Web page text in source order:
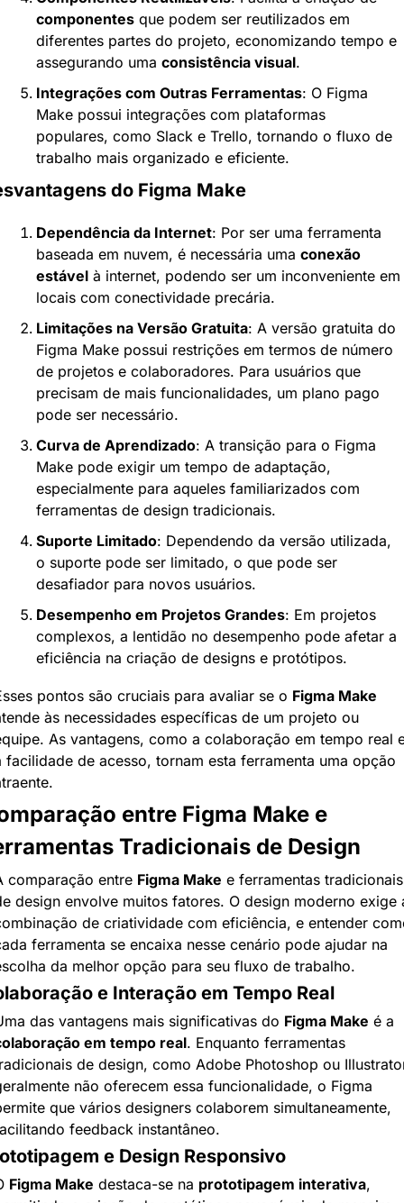
componentes que podem ser reutilizados em
diferentes partes do projeto, economizando tempo e
assegurando uma consistência visual.
Integrações com Outras Ferramentas: O Figma
Make possui integrações com plataformas
populares, como Slack e Trello, tornando o fluxo de
trabalho mais organizado e eficiente.
do Figma Make
Dependência da Internet: Por ser uma ferramenta
baseada em nuvem, é necessária uma conexão
estável à internet, podendo ser um inconveniente em
locais com conectividade precária.
Limitações na Versão Gratuita: A versão gratuita do
Figma Make possui restrições em termos de número
de projetos e colaboradores. Para usuários que
precisam de mais funcionalidades, um plano pago
pode ser necessário.
Curva de Aprendizado: A transição para o Figma
Make pode exigir um tempo de adaptação,
especialmente para aqueles familiarizados com
ferramentas de design tradicionais.
Suporte Limitado: Dependendo da versão utilizada,
o suporte pode ser limitado, o que pode ser
desafiador para novos usuários.
Desempenho em Projetos Grandes: Em projetos
complexos, a lentidão no desempenho pode afetar a
eficiência na criação de designs e protótipos.
pontos são cruciais para avaliar se o Figma Make
às necessidades específicas de um projeto ou
As vantagens, como a colaboração em tempo real
facilidade de acesso, tornam esta ferramenta uma opção
entre Figma Make e
Tradicionais de Design
comparação entre Figma Make e ferramentas tradicionais
design envolve muitos fatores. O design moderno exige
de criatividade com eficiência, e entender
ferramenta se encaixa nesse cenário pode ajudar na
da melhor opção para seu fluxo de trabalho.
e Interação em Tempo Real
das vantagens mais significativas do Figma Make
em tempo real. Enquanto ferramentas
de design, como Adobe Photoshop ou
não oferecem essa funcionalidade, o Figma
que vários designers colaborem simultaneamente,
feedback instantâneo.
e Design Responsivo
Figma Make destaca-se na prototipagem interativa,